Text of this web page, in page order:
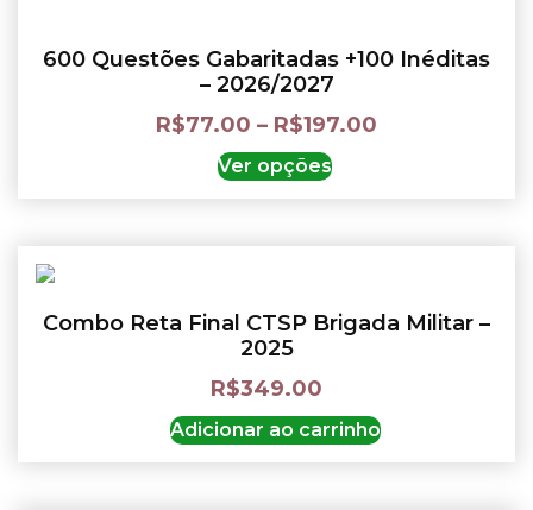
600 Questões Gabaritadas +100 Inéditas
– 2026/2027
R$77.00 – R$197.00
Ver opções
Combo Reta Final CTSP Brigada Militar –
2025
R$349.00
Adicionar ao carrinho